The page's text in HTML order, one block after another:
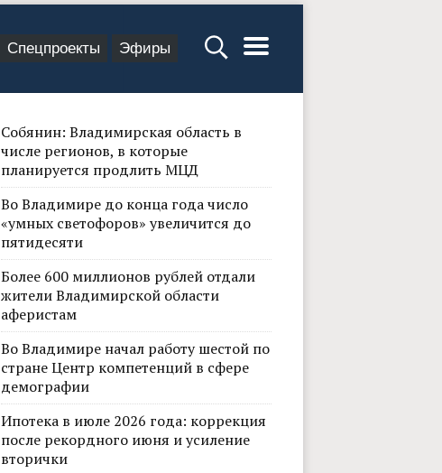
Спецпроекты Эфиры
Собянин: Владимирская область в
числе регионов, в которые
планируется продлить МЦД
Во Владимире до конца года число
«умных светофоров» увеличится до
пятидесяти
Более 600 миллионов рублей отдали
жители Владимирской области
аферистам
Во Владимире начал работу шестой по
стране Центр компетенций в сфере
демографии
Ипотека в июле 2026 года: коррекция
после рекордного июня и усиление
вторички